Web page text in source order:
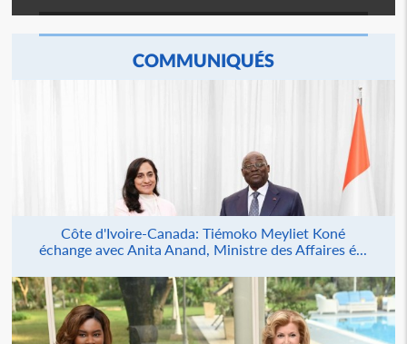
COMMUNIQUÉS
Côte d'Ivoire-Canada: Tiémoko Meyliet Koné
échange avec Anita Anand, Ministre des Affaires é...